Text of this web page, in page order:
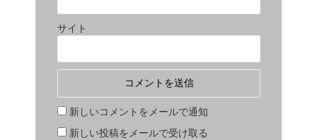
サイト
新しいコメントをメールで通知
新しい投稿をメールで受け取る